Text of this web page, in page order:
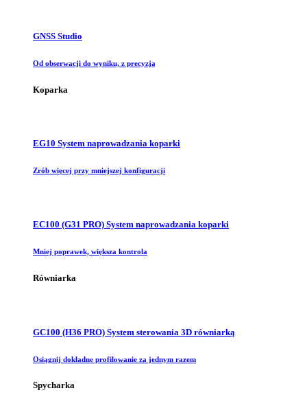
GNSS Studio
Od obserwacji do wyniku, z precyzją
Koparka
EG10 System naprowadzania koparki
Zrób więcej przy mniejszej konfiguracji
EC100 (G31 PRO) System naprowadzania koparki
Mniej poprawek, większa kontrola
Równiarka
GC100 (H36 PRO) System sterowania 3D równiarką
Osiągnij dokładne profilowanie za jednym razem
Spycharka